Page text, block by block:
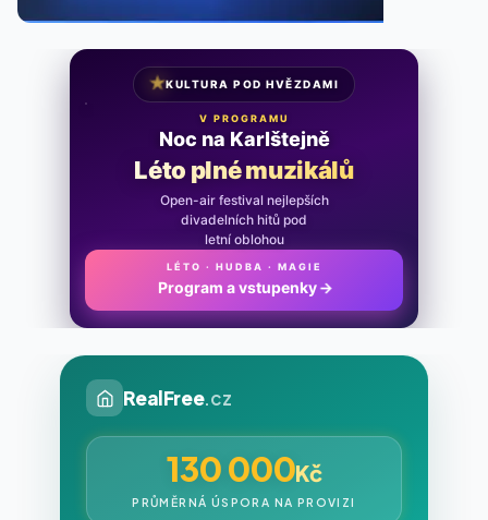
★KULTURA POD HVĚZDAMI
V PROGRAMU
Noc na Karlštejně
Léto plné muzikálů
Open-air festival nejlepších
divadelních hitů pod
letní oblohou
LÉTO · HUDBA · MAGIE
Program a vstupenky →
RealFree.cz
130 000Kč
PRŮMĚRNÁ ÚSPORA NA PROVIZI